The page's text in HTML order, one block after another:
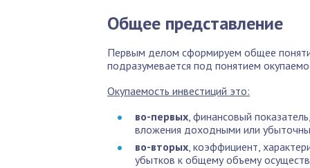
Общее представление
Первым делом сформируем общее
подразумевается под понятием
Окупаемость инвестиций это:
во-первых, финансовый
вложения доходными или
во-вторых, коэффициент,
убытков к общему объему